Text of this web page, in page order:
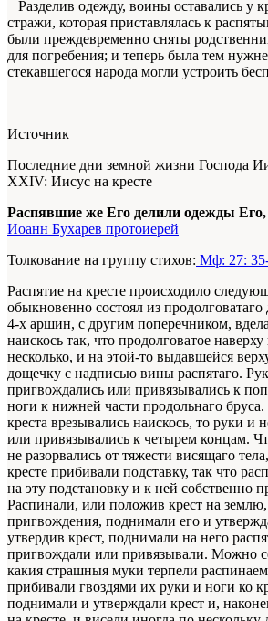
Разделив одежду, воины оставались у
стражи, которая приставлялась к
были преждевременно сняты
для погребения; и теперь была тем
стекавшегося народа могли устроить
Источник
Последние дни земной жизни Господа
XXIV: Иисус на кресте
Распявшие же Его делили одежды Его,
Иоанн Бухарев протоиерей
Толкование на группу стихов: Мф: 27:
Распятие на кресте происходило
обыкновенно состоял из
4-х аршин, с другим поперечником,
наискось так, что продолговатое
несколько, и на этой-то выдавшейся
дощечку с надписью вины распятаго.
пригвождались или привязывались к
ноги к нижней части продольнаго
креста врезывались наискось, то руки и
или привязывались к четырем концам.
не разорвались от тяжести висящаго
кресте прибивали подставку, так что
на эту подстановку и к ней собственно
Распинали, или положив крест на землю,
пригвождения, поднимали его и
утвердив крест, поднимали на него
пригвождали или привязывали. Можно
какия страшныя муки терпели
прибивали гвоздями их руки и ноги ко
поднимали и утверждали крест и,